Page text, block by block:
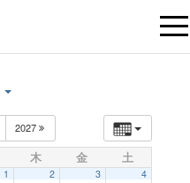
t
2027
木 金 土
1 2 3 4